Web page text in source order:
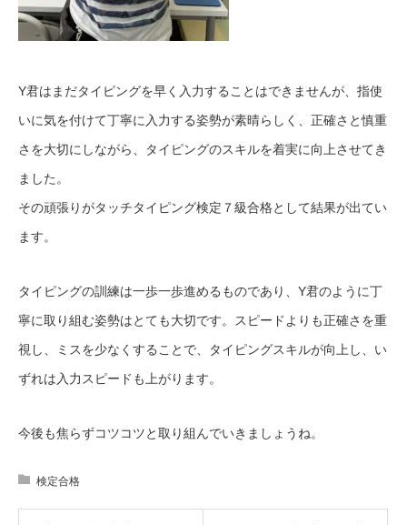
Y君はまだタイピングを早く入力することはできませんが、指使
いに気を付けて丁寧に入力する姿勢が素晴らしく、正確さと慎重
さを大切にしながら、タイピングのスキルを着実に向上させてき
ました。
その頑張りがタッチタイピング検定７級合格として結果が出てい
ます。
タイピングの訓練は一歩一歩進めるものであり、Y君のように丁
寧に取り組む姿勢はとても大切です。スピードよりも正確さを重
視し、ミスを少なくすることで、タイピングスキルが向上し、い
ずれは入力スピードも上がります。
今後も焦らずコツコツと取り組んでいきましょうね。
検定合格